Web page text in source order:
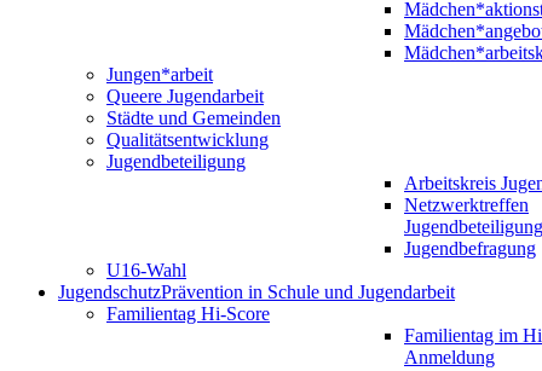
Jungen*arbeit
Queere Jugendarbeit
Städte und Gemeinden
Qualitätsentwicklung
Jugendbeteiligung
Arbeitskreis
Netzwerktreffen
Jugendbeteiligung
Jugendbefragung
U16-Wahl
JugendschutzPrävention in Schule und Jugendarbeit
Familientag Hi-Score
Familientag im
Anmeldung